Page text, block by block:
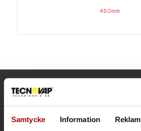
Samtycke Information
480mm
Kontor & Säljavdelning
Frösundaviks allé 1